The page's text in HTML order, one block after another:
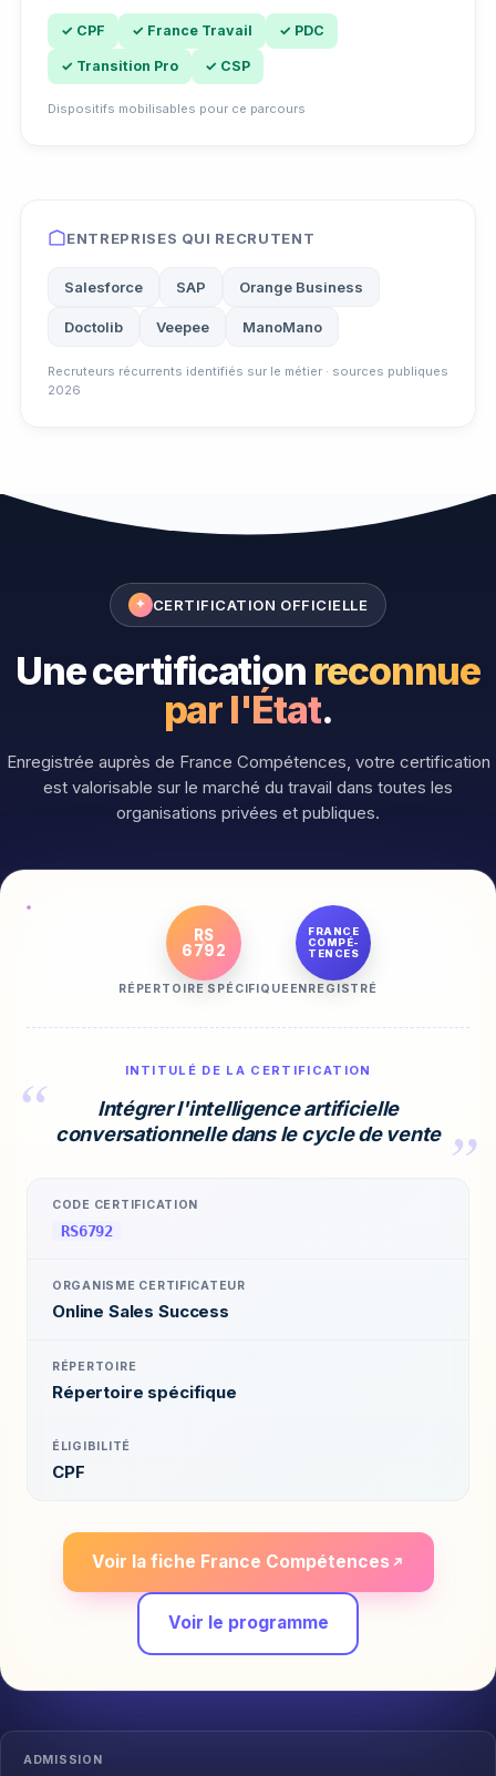
✓ CPF ✓ France Travail ✓ PDC
✓ Transition Pro ✓ CSP
Dispositifs mobilisables pour ce parcours
ENTREPRISES QUI RECRUTENT
Salesforce SAP Orange Business
Doctolib Veepee ManoMano
Recruteurs récurrents identifiés sur le métier · sources publiques
2026
✦ CERTIFICATION OFFICIELLE
Une certification reconnue
par l'État.
Enregistrée auprès de France Compétences, votre certification
est valorisable sur le marché du travail dans toutes les
organisations privées et publiques.
RS
6792
RÉPERTOIRE SPÉCIFIQUE
FRANCE
COMPÉ-
TENCES
ENREGISTRÉ
INTITULÉ DE LA CERTIFICATION
Intégrer l'intelligence artificielle
conversationnelle dans le cycle de vente
CODE CERTIFICATION
RS6792
ORGANISME CERTIFICATEUR
Online Sales Success
RÉPERTOIRE
Répertoire spécifique
ÉLIGIBILITÉ
CPF
Voir la fiche France Compétences
Voir le programme
ADMISSION